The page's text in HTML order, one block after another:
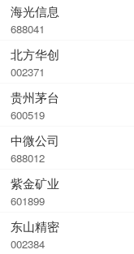
海光信息
688041
北方华创
002371
贵州茅台
600519
中微公司
688012
紫金矿业
601899
东山精密
002384